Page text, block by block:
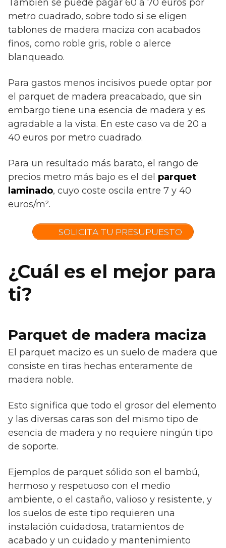
También se puede pagar 60 a 70 euros por
metro cuadrado, sobre todo si se eligen
tablones de madera maciza con acabados
finos, como roble gris, roble o alerce
blanqueado.
Para gastos menos incisivos puede optar por
el parquet de madera preacabado, que sin
embargo tiene una esencia de madera y es
agradable a la vista. En este caso va de 20 a
40 euros por metro cuadrado.
Para un resultado más barato, el rango de
precios metro más bajo es el del parquet
laminado, cuyo coste oscila entre 7 y 40
euros/m².
SOLICITA TU PRESUPUESTO
¿Cuál es el mejor para
ti?
Parquet de madera maciza
El parquet macizo es un suelo de madera que
consiste en tiras hechas enteramente de
madera noble.
Esto significa que todo el grosor del elemento
y las diversas caras son del mismo tipo de
esencia de madera y no requiere ningún tipo
de soporte.
Ejemplos de parquet sólido son el bambú,
hermoso y respetuoso con el medio
ambiente, o el castaño, valioso y resistente, y
los suelos de este tipo requieren una
instalación cuidadosa, tratamientos de
acabado y un cuidado y mantenimiento